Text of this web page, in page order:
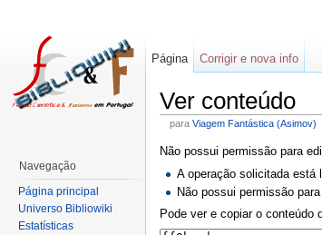
Ver conteúdo
para Viagem Fantástica (Asimov)
Não possui permissão para
A operação solicitada
Não possui permissão
Pode ver e copiar o conteúdo
Página Corrigir e nova info
Navegação
Página principal
Universo Bibliowiki
Estatísticas